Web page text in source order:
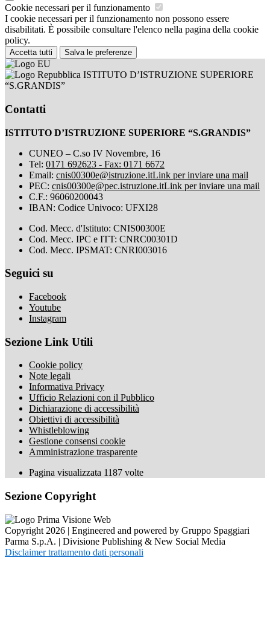
Cookie necessari per il funzionamento
I cookie necessari per il funzionamento non possono essere
disabilitati. È possibile consultare l'elenco nella pagina della cookie
policy.
Accetta tutti Salva le preferenze
ISTITUTO D’ISTRUZIONE SUPERIORE
“S.GRANDIS”
Contatti
ISTITUTO D’ISTRUZIONE SUPERIORE “S.GRANDIS”
CUNEO – C.so IV Novembre, 16
Tel: 0171 692623 - Fax: 0171 6672
Email: cnis00300e@istruzione.itLink per inviare una mail
PEC: cnis00300e@pec.istruzione.itLink per inviare una mail
C.F.: 96060200043
IBAN: Codice Univoco: UFXI28
Cod. Mecc. d'Istituto: CNIS00300E
Cod. Mecc. IPC e ITT: CNRC00301D
Cod. Mecc. IPSMAT: CNRI003016
Seguici su
Facebook
Youtube
Instagram
Sezione Link Utili
Cookie policy
Note legali
Informativa Privacy
Ufficio Relazioni con il Pubblico
Dichiarazione di accessibilità
Obiettivi di accessibilità
Whistleblowing
Gestione consensi cookie
Amministrazione trasparente
Pagina visualizzata 1187 volte
Sezione Copyright
Copyright 2026 | Engineered and powered by Gruppo Spaggiari
Parma S.p.A. | Divisione Publishing & New Social Media
Disclaimer trattamento dati personali